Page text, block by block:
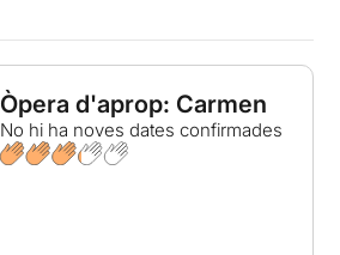
Òpera d'aprop: Carmen
No hi ha noves dates confirmades